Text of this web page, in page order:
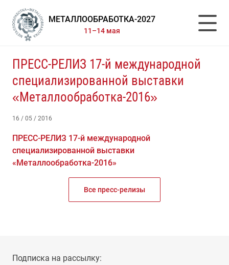
МЕТАЛЛООБРАБОТКА-2027
11–14 мая
ПРЕСС-РЕЛИЗ 17-й международной
специализированной выставки
«Металлообработка-2016»
16 / 05 / 2016
ПРЕСС-РЕЛИЗ 17-й международной
специализированной выставки
«Металлообработка-2016»
Все пресс-релизы
Подписка на рассылку: